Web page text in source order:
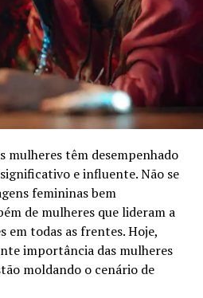
mulheres têm desempenhado
e influente. Não se
femininas bem
de mulheres que lideram a
em todas as frentes. Hoje,
importância das mulheres
moldando o cenário de